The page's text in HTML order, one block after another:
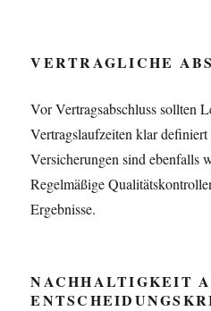
VERTRAGLICHE
Vor Vertragsabschluss sollten
Vertragslaufzeiten klar
Versicherungen sind ebenfalls
Regelmäßige
Ergebnisse.
NACHHALTIGKEIT